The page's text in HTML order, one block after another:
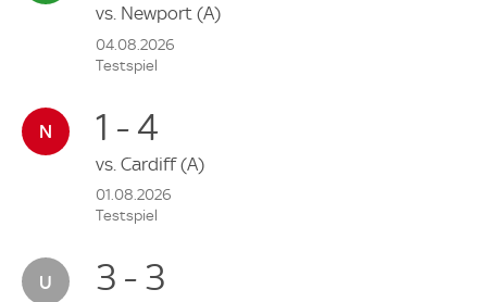
vs. Newport (A)
04.08.2026
Testspiel
1 - 4
vs. Cardiff(A)
01.08.2026
Testspiel
3 - 3